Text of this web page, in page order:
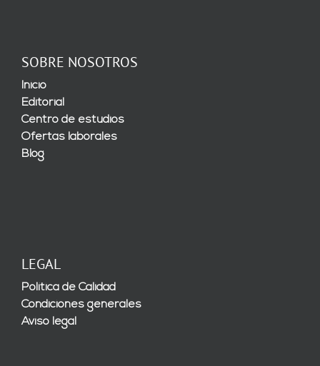
SOBRE NOSOTROS
Inicio
Editorial
Centro de estudios
Ofertas laborales
Blog
LEGAL
Política de Calidad
Condiciones generales
Aviso legal